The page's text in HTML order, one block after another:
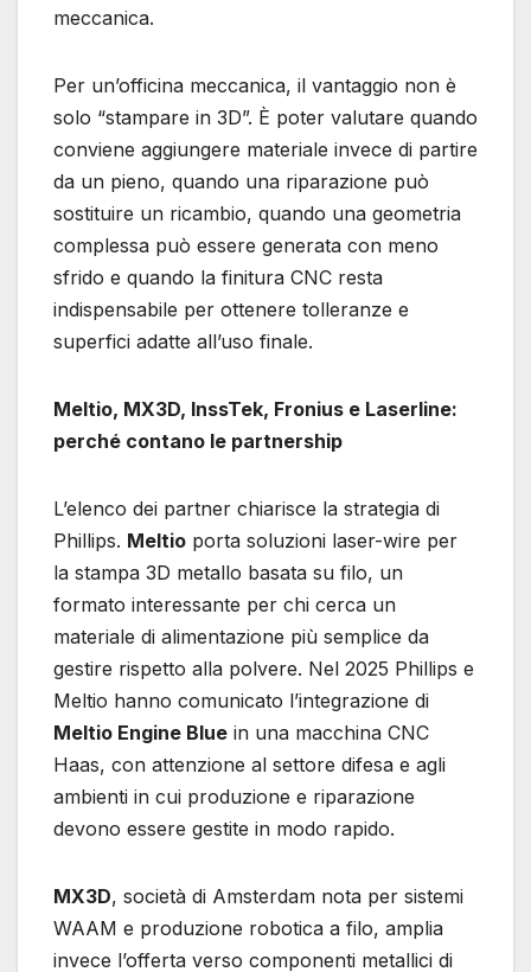
meccanica.
Per un’officina meccanica, il vantaggio non è
solo “stampare in 3D”. È poter valutare quando
conviene aggiungere materiale invece di partire
da un pieno, quando una riparazione può
sostituire un ricambio, quando una geometria
complessa può essere generata con meno
sfrido e quando la finitura CNC resta
indispensabile per ottenere tolleranze e
superfici adatte all’uso finale.
Meltio, MX3D, InssTek, Fronius e Laserline:
perché contano le partnership
L’elenco dei partner chiarisce la strategia di
Phillips. Meltio porta soluzioni laser-wire per
la stampa 3D metallo basata su filo, un
formato interessante per chi cerca un
materiale di alimentazione più semplice da
gestire rispetto alla polvere. Nel 2025 Phillips e
Meltio hanno comunicato l’integrazione di
Meltio Engine Blue in una macchina CNC
Haas, con attenzione al settore difesa e agli
ambienti in cui produzione e riparazione
devono essere gestite in modo rapido.
MX3D, società di Amsterdam nota per sistemi
WAAM e produzione robotica a filo, amplia
invece l’offerta verso componenti metallici di